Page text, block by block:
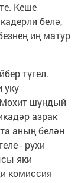
Кеше
белә,
иң матур
түгел.
уку
шундый
азрак
аның белән
- рухи
яки
комиссия